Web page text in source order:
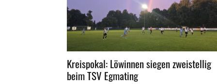
Kreispokal: Löwinnen siegen zweistellig
beim TSV Egmating